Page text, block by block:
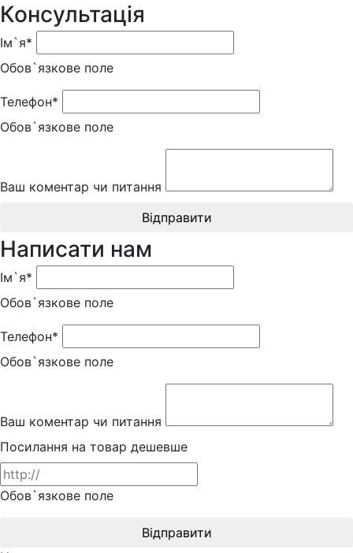
Консультація
Ім`я*
Обов`язкове поле
Телефон*
Обов`язкове поле
Ваш коментар чи питання
Відправити
Написати нам
Ім`я*
Обов`язкове поле
Телефон*
Обов`язкове поле
Ваш коментар чи питання
Посилання на товар дешевше
Обов`язкове поле
Відправити